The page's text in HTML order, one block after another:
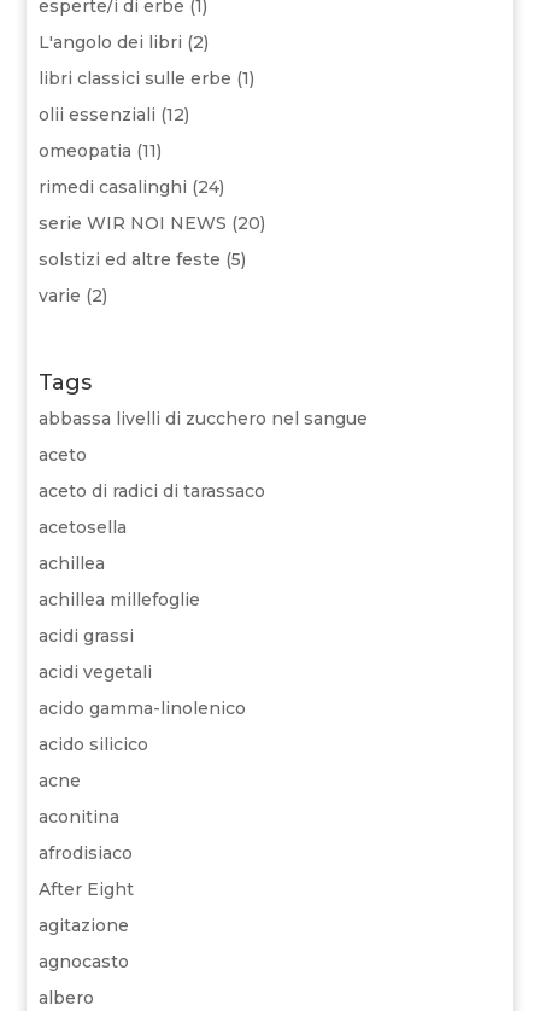
esperte/i di erbe (1)
L'angolo dei libri (2)
libri classici sulle erbe (1)
olii essenziali (12)
omeopatia (11)
rimedi casalinghi (24)
serie WIR NOI NEWS (20)
solstizi ed altre feste (5)
varie (2)
Tags
abbassa livelli di zucchero nel sangue
aceto
aceto di radici di tarassaco
acetosella
achillea
achillea millefoglie
acidi grassi
acidi vegetali
acido gamma-linolenico
acido silicico
acne
aconitina
afrodisiaco
After Eight
agitazione
agnocasto
albero